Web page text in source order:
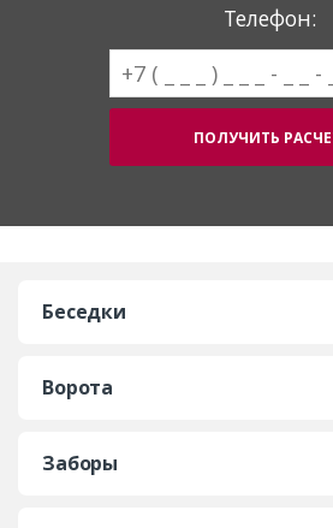
Телефон:
Беседки
Ворота
Заборы